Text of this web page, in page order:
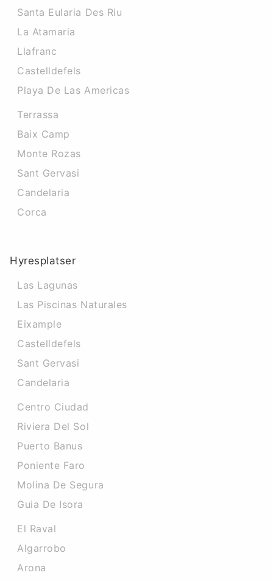
Santa Eularia Des Riu
La Atamaria
Llafranc
Castelldefels
Playa De Las Americas
Terrassa
Baix Camp
Monte Rozas
Sant Gervasi
Candelaria
Corca
Hyresplatser
Las Lagunas
Las Piscinas Naturales
Eixample
Castelldefels
Sant Gervasi
Candelaria
Centro Ciudad
Riviera Del Sol
Puerto Banus
Poniente Faro
Molina De Segura
Guia De Isora
El Raval
Algarrobo
Arona